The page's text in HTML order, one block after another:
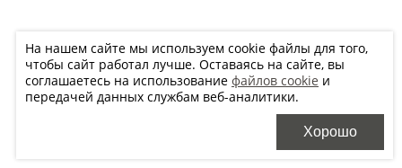
Цена будет уточнена менеджером после оформления заказа в
зависимости от необходимого количества
Добавить в корзину
На нашем сайте мы используем cookie файлы для того,
чтобы сайт работал лучше. Оставаясь на сайте, вы
соглашаетесь на использование файлов cookie и
передачей данных службам веб-аналитики.
Хорошо